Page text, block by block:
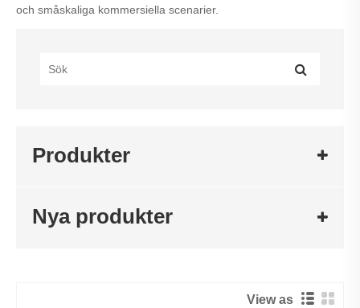
och småskaliga kommersiella scenarier.
Produkter
Nya produkter
View as